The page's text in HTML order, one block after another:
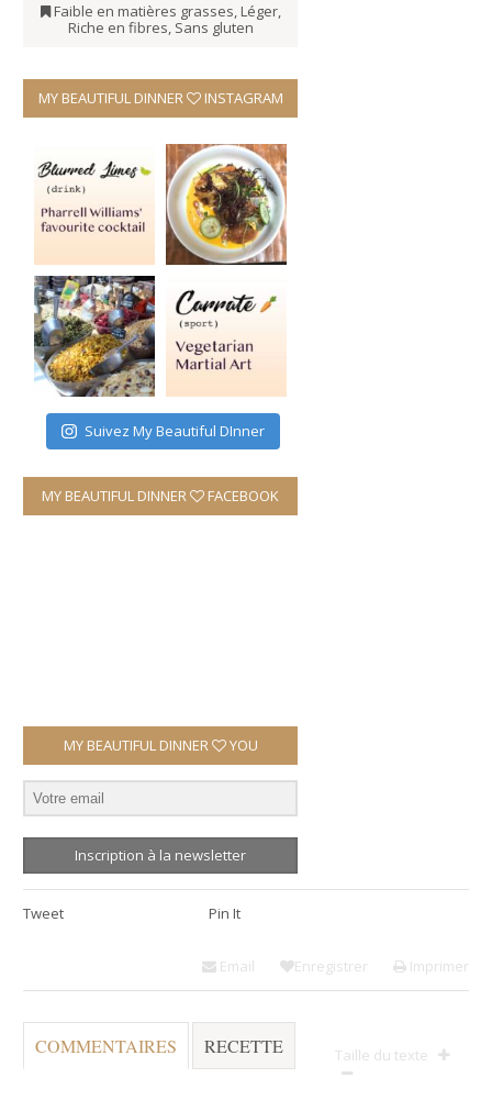
Faible en matières grasses, Léger,
Riche en fibres, Sans gluten
MY BEAUTIFUL DINNER INSTAGRAM
Suivez My Beautiful DInner
MY BEAUTIFUL DINNER FACEBOOK
MY BEAUTIFUL DINNER YOU
Inscription à la newsletter
Tweet Pin It
Email Enregistrer Imprimer
COMMENTAIRES RECETTE Taille du texte